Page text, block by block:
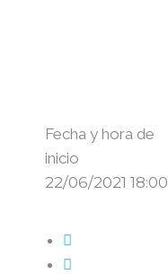
Fecha y hora de
inicio
22/06/2021 18:00